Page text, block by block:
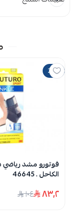
20%
فوتورو مشد رياضي
الكاحل . 46645
٨٣٫٢ ١٠٤